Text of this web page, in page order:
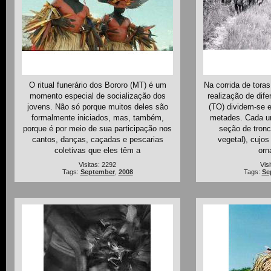
O ritual funerário dos Bororo (MT) é um
momento especial de socialização dos
jovens. Não só porque muitos deles são
formalmente iniciados, mas, também,
porque é por meio de sua participação nos
cantos, danças, caçadas e pescarias
coletivas que eles têm a
Visitas: 2292
Tags: September, 2008
Na corrida de
realização de
(TO) dividem-se
metades. Cada
seção de
vegetal),
Tags: